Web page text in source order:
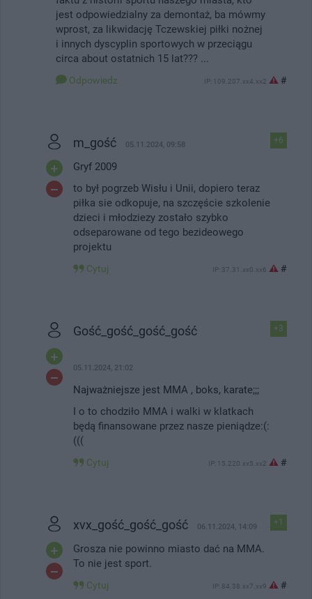
jest odpowiedzialny za demontaż, ba mówmy
wprost, za likwidację Tczewskiej piłki nożnej
i innych dyscyplin sportowych w przeciągu
circa about ostatnich 15 lat??? ...
Odpowiedz IP: 109.207.xx4.xx2 #
+6
m_gość 05.11.2024, 09:58
Gryf 2009
to był pogrzeb Wisłu i Unii, dopiero teraz
piłka sie odkopuje, na szczęście szkolenie
dzieci i młodziezy zostało szybko
odseparowane od tego bezideowego
projektu
Cytuj IP: 37.31.xx0.xx6 #
+3
Gość_gość_gość_gość
05.11.2024, 21:02
Najważniejsze jest MMA , boks, karate;;;
I o to chodziło MMA i walki w klatkach
będą finansowane przez nasze pieniądze:(:
(((
Cytuj IP: 15.220.xx5.xx2 #
+1
xvx_gość_gość_gość 06.11.2024, 14:09
Grosza nie powinno miasto dać na MMA.
To nie jest sport.
Cytuj IP: 84.38.xx7.xx9 #